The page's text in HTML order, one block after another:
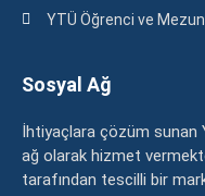
YTÜ Öğrenci ve
Sosyal Ağ
İhtiyaçlara çözüm sunan
ağ olarak hizmet
tarafından tescilli bir